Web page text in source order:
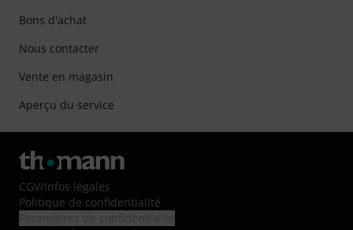
Bons d'achat
Nous contacter
Vente en magasin
Aperçu du service
CGV/Infos légales
Politique de confidentialité